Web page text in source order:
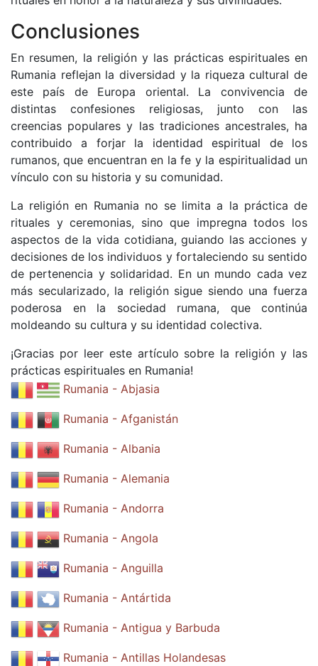
Conclusiones
En resumen, la religión y las prácticas espirituales en
Rumania reflejan la diversidad y la riqueza cultural de
este país de Europa oriental. La convivencia de
distintas confesiones religiosas, junto con las
creencias populares y las tradiciones ancestrales, ha
contribuido a forjar la identidad espiritual de los
rumanos, que encuentran en la fe y la espiritualidad un
vínculo con su historia y su comunidad.
La religión en Rumania no se limita a la práctica de
rituales y ceremonias, sino que impregna todos los
aspectos de la vida cotidiana, guiando las acciones y
decisiones de los individuos y fortaleciendo su sentido
de pertenencia y solidaridad. En un mundo cada vez
más secularizado, la religión sigue siendo una fuerza
poderosa en la sociedad rumana, que continúa
moldeando su cultura y su identidad colectiva.
¡Gracias por leer este artículo sobre la religión y las
prácticas espirituales en Rumania!
Rumania - Abjasia
Rumania - Afganistán
Rumania - Albania
Rumania - Alemania
Rumania - Andorra
Rumania - Angola
Rumania - Anguilla
Rumania - Antártida
Rumania - Antigua y Barbuda
Rumania - Antillas Holandesas